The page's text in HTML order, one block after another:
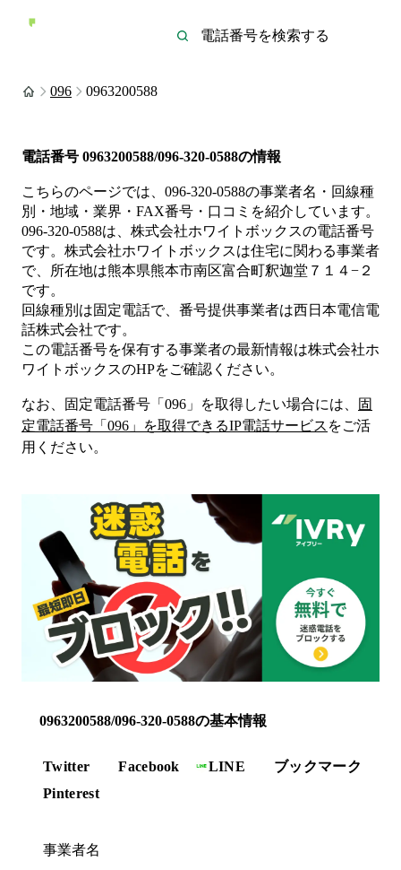
096 0963200588
電話番号 0963200588/096-320-0588の情報
こちらのページでは、 096-320-0588の事業者名・回線種
別・地域・業界・FAX番号・口コミを紹介しています。
096-320-0588は、 株式会社ホワイトボックスの電話番号
です。 株式会社ホワイトボックスは住宅に関わる事業者
で、所在地は熊本県熊本市南区富合町釈迦堂７１４−２
です。
回線種別は固定電話で、番号提供事業者は西日本電信電
話株式会社です。
この電話番号を保有する事業者の最新情報は株式会社ホ
ワイトボックスのHPをご確認ください。
なお、固定電話番号「 096 」を取得したい場合には、
固
定電話番号「 096 」を取得できるIP電話サービス をご活
用ください。
0963200588/096-320-0588の基本情報
Twitter Facebook LINE
ブックマーク
Pinterest
事業者名